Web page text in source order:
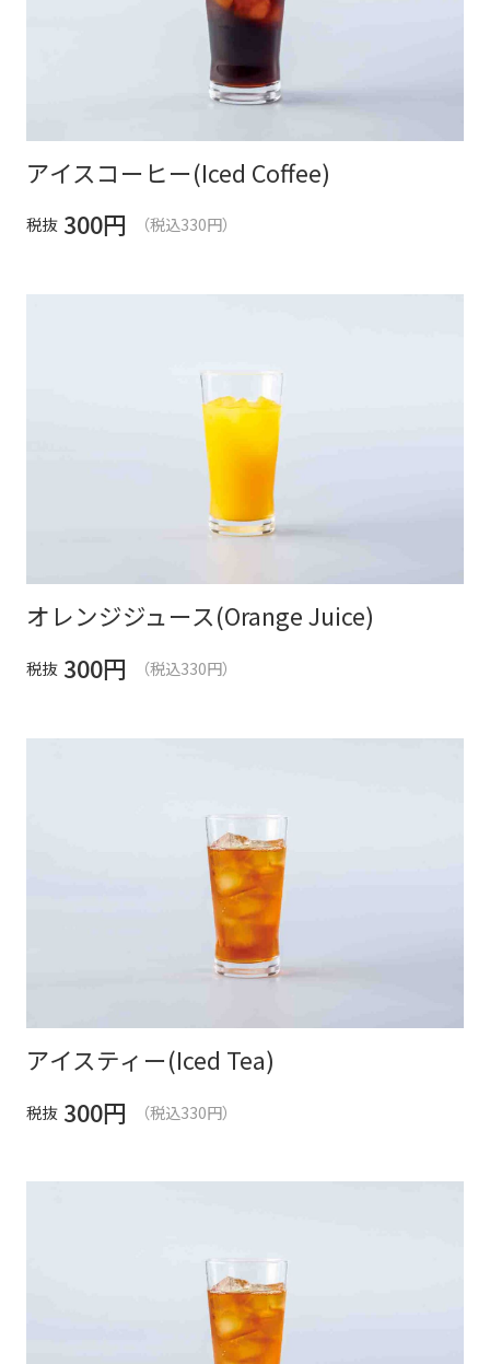
アイスコーヒー(Iced Coffee)
税抜 300円 （税込330円）
オレンジジュース(Orange Juice)
税抜 300円 （税込330円）
アイスティー(Iced Tea)
税抜 300円 （税込330円）